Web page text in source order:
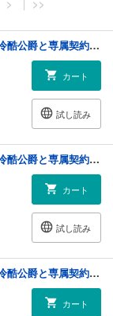
> >>
婚約破棄された飯炊き令嬢の私は冷酷公爵と専属契約しました ～ですが胃袋を掴んだ結果、冷たかった公爵様がどんどん優しくなっています～（１）【ブックライブ&ブッコミ限定特典イラスト付き】
カート
試し読み
婚約破棄された飯炊き令嬢の私は冷酷公爵と専属契約しました ～ですが胃袋を掴んだ結果、冷たかった公爵様がどんどん優しくなっています～（２） 【電子限定特典付き】
カート
試し読み
婚約破棄された飯炊き令嬢の私は冷酷公爵と専属契約しました ～ですが胃袋を掴んだ結果、冷たかった公爵様がどんどん優しくなっています～（３）
カート